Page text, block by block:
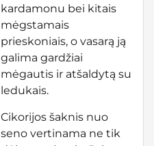
kardamonu bei kitais
mėgstamais
prieskoniais, o vasarą ją
galima gardžiai
mėgautis ir atšaldytą su
ledukais.
Cikorijos šaknis nuo
seno vertinama ne tik